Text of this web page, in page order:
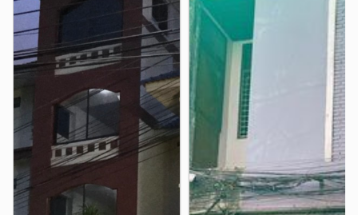
nimman , ห้างเมย่า
ดอยสุเทพ , มช. , สวนสัตว์เชียงใหม่ , น้ำตกห้วยแก้ว
คูเมือง , ท่าแพ , วัดพระสิงห์ , สนามบินเชียงใหม่
โรงพยาบาลสวนดอก , โรงพยาบาลเชียงใหม่ราม
สถานที่ใกล้เคียง :เซ็นทรัลกาดสวนแก้ว, ห้างMAYA, ถนน
นิมมานฯ, ม.เชียงใหม่, ม.ราชภัฎ , ดอยสุเทพ, สวนสัตว์
เชียงใหม่